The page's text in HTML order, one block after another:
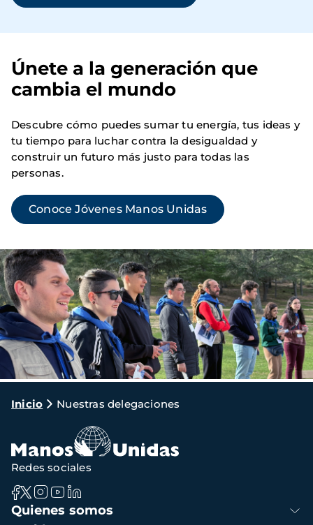
Imagen
Únete a la generación que
cambia el mundo
Descubre cómo puedes sumar tu energía, tus ideas y
tu tiempo para luchar contra la desigualdad y
construir un futuro más justo para todas las
personas.
Conoce Jóvenes Manos Unidas
Ruta
navegación
Inicio Nuestras delegaciones
Navegación
principal
Quienes somos
Redes sociales